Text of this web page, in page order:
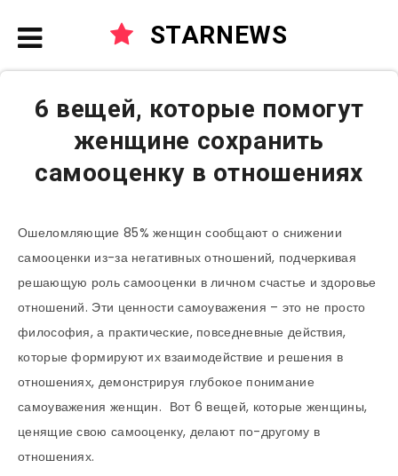
STARNEWS
6 вещей, которые помогут
женщине сохранить
самооценку в отношениях
Ошеломляющие 85% женщин сообщают о снижении
самооценки из-за негативных отношений, подчеркивая
решающую роль самооценки в личном счастье и здоровье
отношений. Эти ценности самоуважения – это не просто
философия, а практические, повседневные действия,
которые формируют их взаимодействие и решения в
отношениях, демонстрируя глубокое понимание
самоуважения женщин. Вот 6 вещей, которые женщины,
ценящие свою самооценку, делают по-другому в
отношениях.